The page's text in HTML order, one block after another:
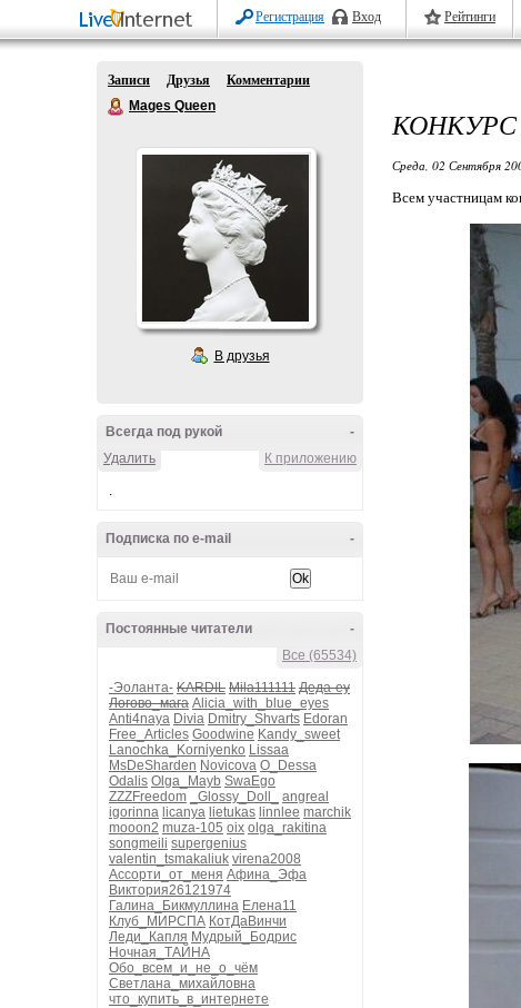
Регистрация Вход Рейтинги
Записи Друзья
Комментарии
Mages Queen
В друзья
-
Всегда под рукой
К приложению
Удалить
.
-
Подписка по e-mail
-
Постоянные читатели
Все (65534)
-Эоланта- KARDIL Mila111111 Деда-еу
Логово_мага Alicia_with_blue_eyes
Anti4naya Divia Dmitry_Shvarts Edoran
Free_Articles Goodwine Kandy_sweet
Lanochka_Korniyenko Lissaa
MsDeSharden Novicova O_Dessa
Odalis Olga_Mayb SwaEgo
ZZZFreedom
_Glossy_Doll_
angreal
igorinna licanya lietukas linnlee marchik
mooon2 muza-105 oix olga_rakitina
songmeili supergenius
valentin_tsmakaliuk virena2008
Ассорти_от_меня Афина_Эфа
Виктория26121974
Галина_Бикмуллина Елена11
Клуб_МИРСПА КотДаВинчи
Леди_Капля Мудрый_Бодрис
Ночная_ТАЙНА
Обо_всем_и_не_о_чём
Светлана_михайловна
что_купить_в_интернете
Среда, 02 Сентября
Всем участницам